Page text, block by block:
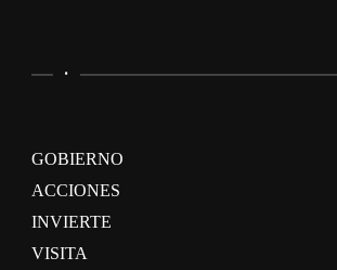
.
GOBIERNO
ACCIONES
INVIERTE
VISITA